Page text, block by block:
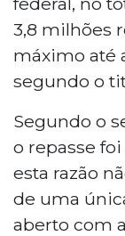
3,8 milhões
máximo até
segundo o
Segundo o
o repasse
esta razão
de uma
aberto com